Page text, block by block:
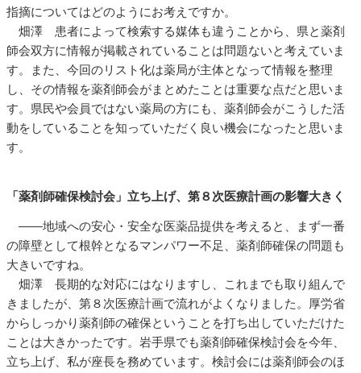
指摘についてはどのようにお考えですか。
畑澤 患者によって検索する媒体も違うことから、県と薬剤
師会双方に情報が掲載されていることは問題ないと考えていま
す。また、今回のリスト化は薬局が主体となって情報を整理
し、その情報を薬剤師会がまとめたことは重要な点だと思いま
す。県民や会員ではない薬局の方にも、薬剤師会がこうした活
動をしていることを知っていただく良い機会になったと思いま
す。
「薬剤師確保検討会」立ち上げ、第８次医療計画の影響大きく
――地域への安心・安全な医薬品提供を考えると、まず一番
の障壁として根幹となるマンパワー不足、薬剤師確保の問題も
大きいですね。
畑澤 長期的な対応にはなりますし、これまでも取り組んで
きましたが、第８次医療計画で流れがよくなりました。厚労省
からしっかり薬剤師の確保ということを打ち出していただけた
ことは大きかったです。岩手県でも薬剤師確保検討会を今年、
立ち上げ、私が座長を務めています。検討会には薬剤師会のほ